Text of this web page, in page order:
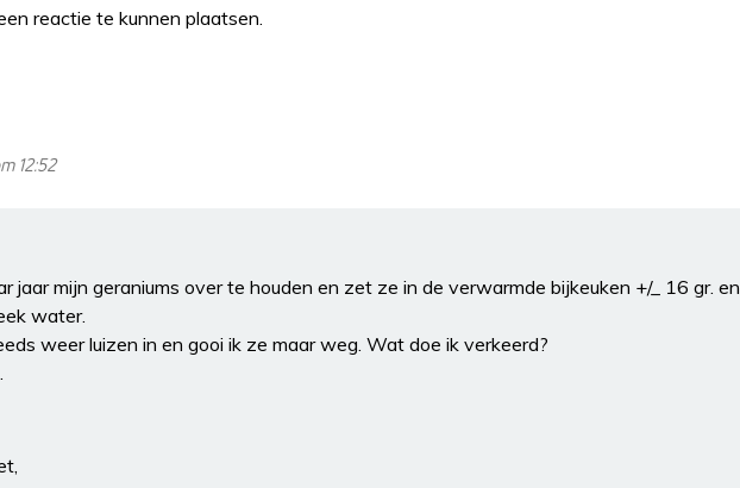
reactie te kunnen plaatsen.
12:52
jaar mijn geraniums over te houden en zet ze in de verwarmde bijkeuken +/_ 16 gr. en
water.
weer luizen in en gooi ik ze maar weg. Wat doe ik verkeerd?